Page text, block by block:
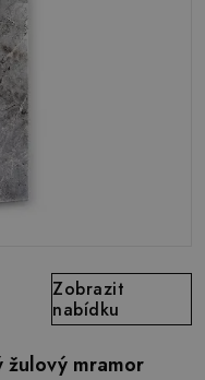
Zobrazit
nabídku
žulový mramor